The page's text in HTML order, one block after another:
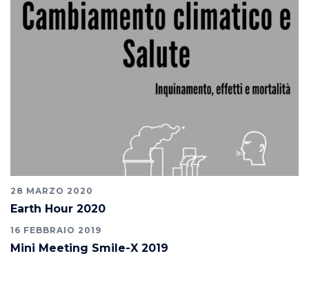
28 MARZO 2020
Earth Hour 2020
16 FEBBRAIO 2019
Mini Meeting Smile-X 2019